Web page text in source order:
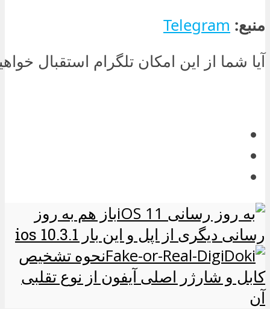
منبع: Telegram
آیا شما از این امکان تلگرام استقبال
باز هم به روز
رسانی دیگری از اپل و این بار ios 10.3.1
نحوه تشخیص
کابل و شارژر اصلی آیفون از نوع تقلبی
آن